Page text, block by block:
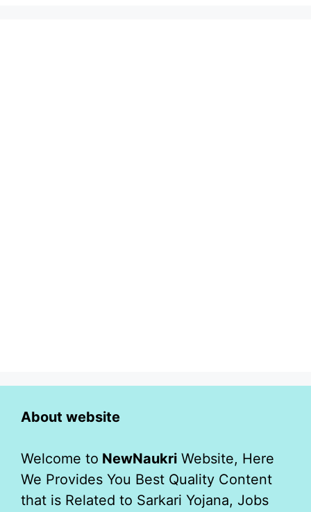
About website
Welcome to NewNaukri Website, Here
We Provides You Best Quality Content
that is Related to Sarkari Yojana, Jobs